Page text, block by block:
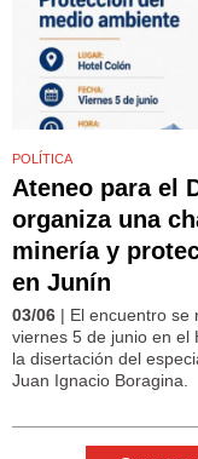
POLÍTICA
Ateneo para el
organiza una
minería y
en Junín
03/06 | El encuentro se
viernes 5 de junio en el
la disertación del
Juan Ignacio Boragina.